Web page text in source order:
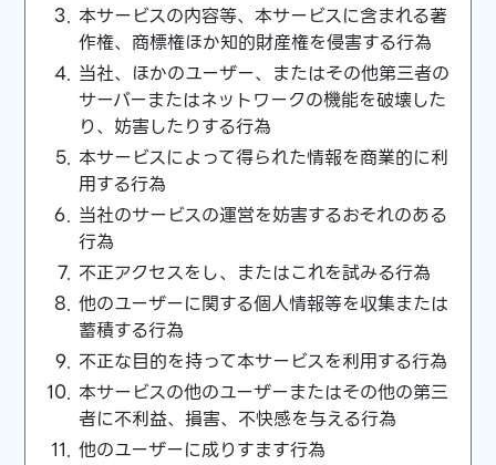
本サービスの内容等、本サービスに含まれる著
作権、商標権ほか知的財産権を侵害する行為
当社、ほかのユーザー、またはその他第三者の
サーバーまたはネットワークの機能を破壊した
り、妨害したりする行為
本サービスによって得られた情報を商業的に利
用する行為
当社のサービスの運営を妨害するおそれのある
行為
不正アクセスをし、またはこれを試みる行為
他のユーザーに関する個人情報等を収集または
蓄積する行為
不正な目的を持って本サービスを利用する行為
本サービスの他のユーザーまたはその他の第三
者に不利益、損害、不快感を与える行為
他のユーザーに成りすます行為